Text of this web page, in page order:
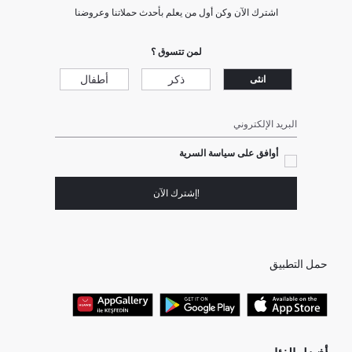
اشترك الآن وكن أول من يعلم بأحدث حملاتنا وعروضنا
لمن تتسوق ؟
انثى ذكر أطفال
البريد الإلكتروني
أوافق على سياسة السرية
!إشترك الآن
حمل التطبيق